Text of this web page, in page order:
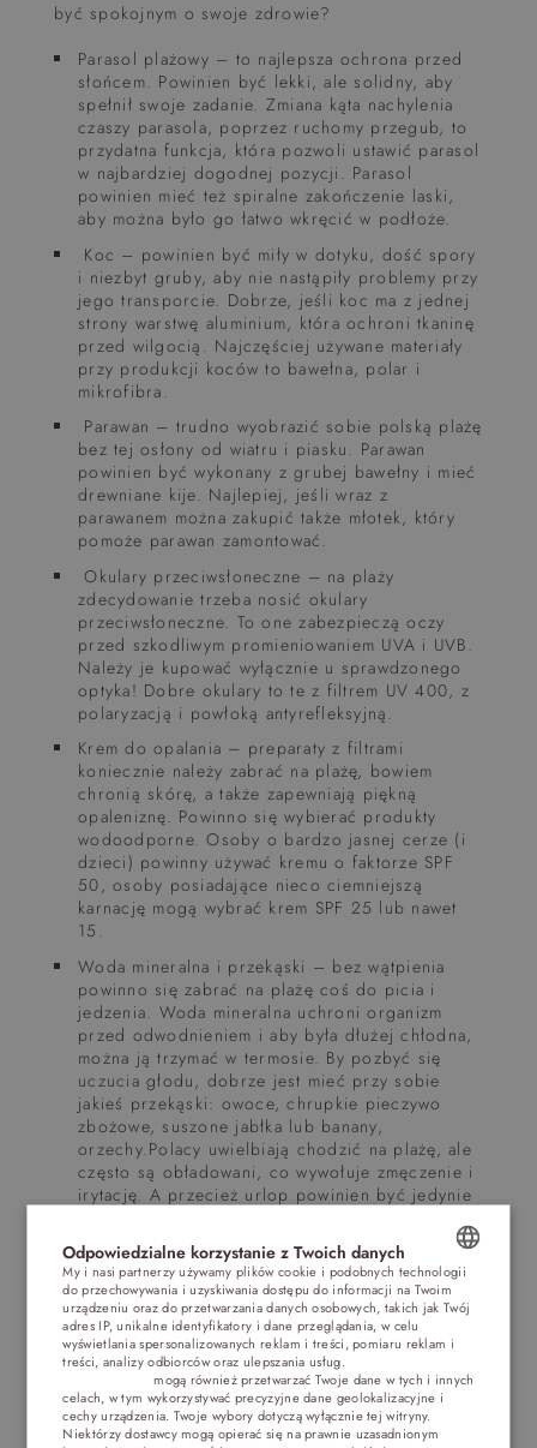
być spokojnym o swoje zdrowie?
Parasol plażowy – to najlepsza ochrona przed
słońcem. Powinien być lekki, ale solidny, aby
spełnił swoje zadanie. Zmiana kąta nachylenia
czaszy parasola, poprzez ruchomy przegub, to
przydatna funkcja, która pozwoli ustawić parasol
w najbardziej dogodnej pozycji. Parasol
powinien mieć też spiralne zakończenie laski,
aby można było go łatwo wkręcić w podłoże.
Koc – powinien być miły w dotyku, dość spory
i niezbyt gruby, aby nie nastąpiły problemy przy
jego transporcie. Dobrze, jeśli koc ma z jednej
strony warstwę aluminium, która ochroni tkaninę
przed wilgocią. Najczęściej używane materiały
przy produkcji koców to bawełna, polar i
mikrofibra.
Parawan – trudno wyobrazić sobie polską plażę
bez tej osłony od wiatru i piasku. Parawan
powinien być wykonany z grubej bawełny i mieć
drewniane kije. Najlepiej, jeśli wraz z
parawanem można zakupić także młotek, który
pomoże parawan zamontować.
Okulary przeciwsłoneczne – na plaży
zdecydowanie trzeba nosić okulary
przeciwsłoneczne. To one zabezpieczą oczy
przed szkodliwym promieniowaniem UVA i UVB.
Należy je kupować wyłącznie u sprawdzonego
optyka! Dobre okulary to te z filtrem UV 400, z
polaryzacją i powłoką antyrefleksyjną.
Krem do opalania – preparaty z filtrami
koniecznie należy zabrać na plażę, bowiem
chronią skórę, a także zapewniają piękną
opaleniznę. Powinno się wybierać produkty
wodoodporne. Osoby o bardzo jasnej cerze (i
dzieci) powinny używać kremu o faktorze SPF
50, osoby posiadające nieco ciemniejszą
karnację mogą wybrać krem SPF 25 lub nawet
15.
Woda mineralna i przekąski – bez wątpienia
powinno się zabrać na plażę coś do picia i
jedzenia. Woda mineralna uchroni organizm
przed odwodnieniem i aby była dłużej chłodna,
można ją trzymać w termosie. By pozbyć się
uczucia głodu, dobrze jest mieć przy sobie
jakieś przekąski: owoce, chrupkie pieczywo
zbożowe, suszone jabłka lub banany,
orzechy.Polacy uwielbiają chodzić na plażę, ale
często są obładowani, co wywołuje zmęczenie i
irytację. A przecież urlop powinien być jedynie
części turystycznych ośrodków można
wypożyczyć parasol, leżak czy parawan
bezpośrednio na plaży. Niekiedy dobrze jest
zapłacić te kilka złotych na dzień, by nie
dźwigać wszystkiego samemu. Przy
przenoszeniu rzeczy na plażę pomóc może także
specjalny wózek plażowy (niektóre modele mogą
jednocześnie pełnić rolę wygodnego
siedziska).Jesteś w Jastrzębiej Górze?
POLISH
ENGLISH
GERMAN
CZECH
Odpowiedzialne korzystanie z Twoich danych
My i nasi partnerzy używamy plików cookie i podobnych technologii
do przechowywania i uzyskiwania dostępu do informacji na Twoim
urządzeniu oraz do przetwarzania danych osobowych, takich jak Twój
adres IP, unikalne identyfikatory i dane przeglądania, w celu
wyświetlania spersonalizowanych reklam i treści, pomiaru reklam i
treści, analizy odbiorców oraz ulepszania usług.
mogą również przetwarzać Twoje dane w tych i innych
celach, w tym wykorzystywać precyzyjne dane geolokalizacyjne i
cechy urządzenia. Twoje wybory dotyczą wyłącznie tej witryny.
Niektórzy dostawcy mogą opierać się na prawnie uzasadnionym